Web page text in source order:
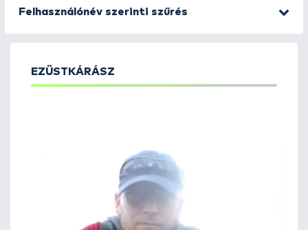
Felhasználónév szerinti szűrés
EZÜSTKÁRÁSZ